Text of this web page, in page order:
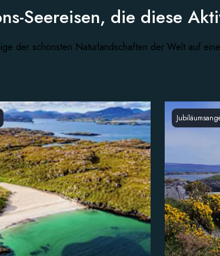
Seereisen, die diese
der schönsten Naturlandschaften der Welt auf